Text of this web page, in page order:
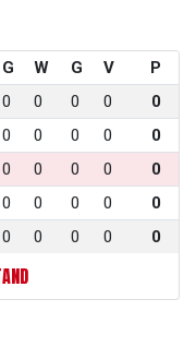
G W G V
P
0 0 0 0
0
0 0 0 0
0
0 0 0 0
0
0 0 0 0
0
0 0 0 0 0